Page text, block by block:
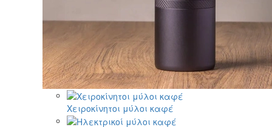
Χειροκίνητοι μύλοι καφέ